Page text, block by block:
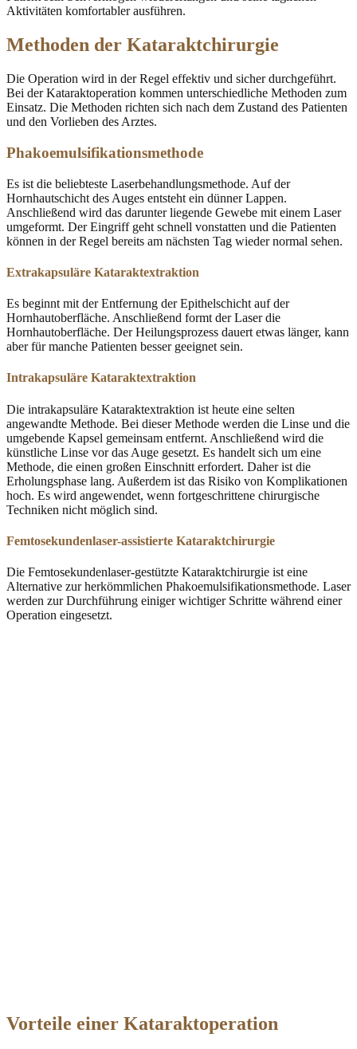
Aktivitäten komfortabler ausführen.
Methoden der Kataraktchirurgie
Die Operation wird in der Regel effektiv und sicher durchgeführt.
Bei der Kataraktoperation kommen unterschiedliche Methoden zum
Einsatz. Die Methoden richten sich nach dem Zustand des Patienten
und den Vorlieben des Arztes.
Phakoemulsifikationsmethode
Es ist die beliebteste Laserbehandlungsmethode. Auf der
Hornhautschicht des Auges entsteht ein dünner Lappen.
Anschließend wird das darunter liegende Gewebe mit einem Laser
umgeformt. Der Eingriff geht schnell vonstatten und die Patienten
können in der Regel bereits am nächsten Tag wieder normal sehen.
Extrakapsuläre Kataraktextraktion
Es beginnt mit der Entfernung der Epithelschicht auf der
Hornhautoberfläche. Anschließend formt der Laser die
Hornhautoberfläche. Der Heilungsprozess dauert etwas länger, kann
aber für manche Patienten besser geeignet sein.
Intrakapsuläre Kataraktextraktion
Die intrakapsuläre Kataraktextraktion ist heute eine selten
angewandte Methode. Bei dieser Methode werden die Linse und die
umgebende Kapsel gemeinsam entfernt. Anschließend wird die
künstliche Linse vor das Auge gesetzt. Es handelt sich um eine
Methode, die einen großen Einschnitt erfordert. Daher ist die
Erholungsphase lang. Außerdem ist das Risiko von Komplikationen
hoch. Es wird angewendet, wenn fortgeschrittene chirurgische
Techniken nicht möglich sind.
Femtosekundenlaser-assistierte Kataraktchirurgie
Die Femtosekundenlaser-gestützte Kataraktchirurgie ist eine
Alternative zur herkömmlichen Phakoemulsifikationsmethode. Laser
werden zur Durchführung einiger wichtiger Schritte während einer
Operation eingesetzt.
Vorteile einer Kataraktoperation